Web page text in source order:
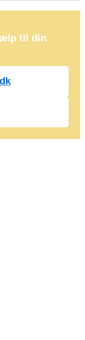
til din